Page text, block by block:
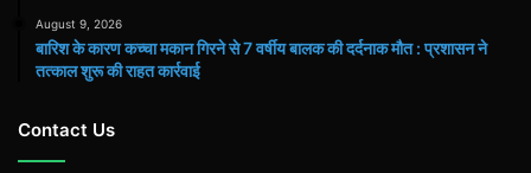
August 9, 2026
बारिश के कारण कच्चा मकान गिरने से 7 वर्षीय बालक की दर्दनाक मौत : प्रशासन ने
तत्काल शुरू की राहत कार्रवाई
Contact Us